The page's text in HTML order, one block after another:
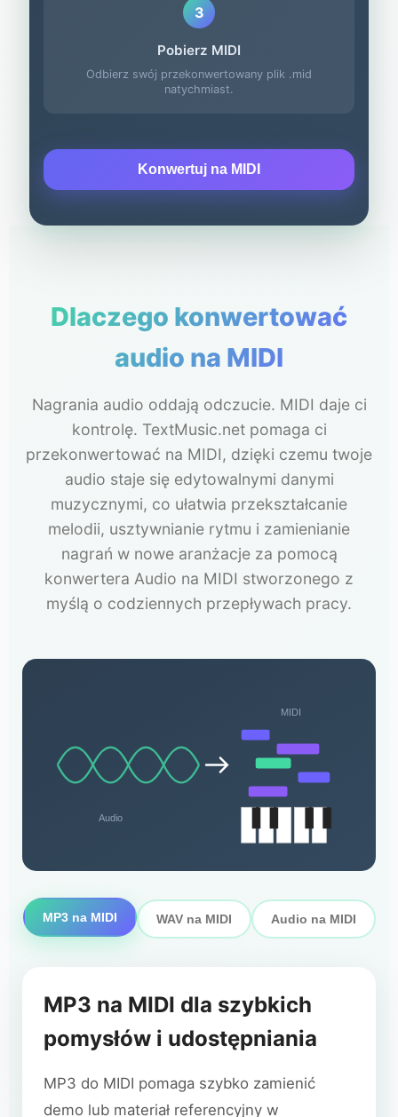
3
Pobierz MIDI
Odbierz swój przekonwertowany plik .mid
natychmiast.
Konwertuj na MIDI
Dlaczego konwertować
audio na MIDI
Nagrania audio oddają odczucie. MIDI daje ci
kontrolę. TextMusic.net pomaga ci
przekonwertować na MIDI, dzięki czemu twoje
audio staje się edytowalnymi danymi
muzycznymi, co ułatwia przekształcanie
melodii, usztywnianie rytmu i zamienianie
nagrań w nowe aranżacje za pomocą
konwertera Audio na MIDI stworzonego z
myślą o codziennych przepływach pracy.
Audio
MIDI
MP3 na MIDI WAV na MIDI Audio na MIDI
MP3 na MIDI dla szybkich
pomysłów i udostępniania
MP3 do MIDI pomaga szybko zamienić
demo lub materiał referencyjny w